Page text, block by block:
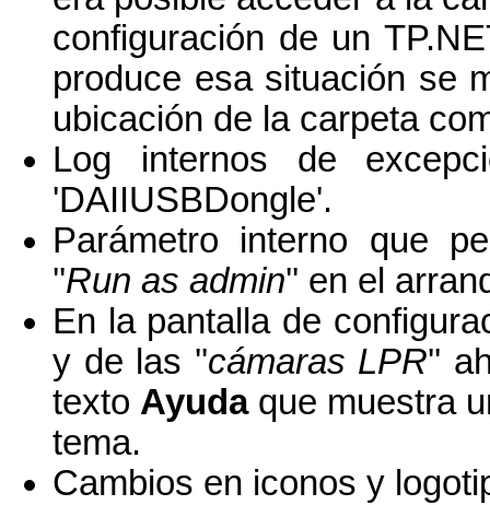
configuración de un
produce esa situación se
ubicación de la carpeta
Log internos de
'DAIIUSBDongle'.
Parámetro interno que
''Run as admin'' en el
En la pantalla de
y de las ''cámaras LPR''
texto Ayudaque muestra
tema.
Cambios en iconos y